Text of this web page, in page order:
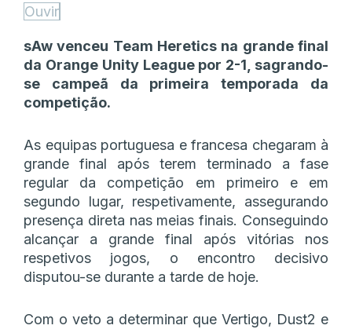
Ouvir
sAw venceu Team Heretics na grande final
da Orange Unity League por 2-1, sagrando-
se campeã da primeira temporada da
competição.
As equipas portuguesa e francesa chegaram à
grande final após terem terminado a fase
regular da competição em primeiro e em
segundo lugar, respetivamente, assegurando
presença direta nas meias finais. Conseguindo
alcançar a grande final após vitórias nos
respetivos jogos, o encontro decisivo
disputou-se durante a tarde de hoje.
Com o veto a determinar que Vertigo, Dust2 e